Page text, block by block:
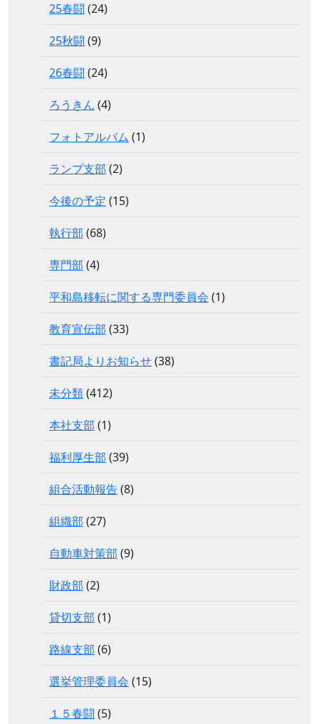
25春闘 (24)
25秋闘 (9)
26春闘 (24)
ろうきん (4)
フォトアルバム (1)
ランプ支部 (2)
今後の予定 (15)
執行部 (68)
専門部 (4)
平和島移転に関する専門委員会 (1)
教育宣伝部 (33)
書記局よりお知らせ(38)
未分類(412)
本社支部 (1)
福利厚生部 (39)
組合活動報告(8)
組織部 (27)
自動車対策部 (9)
財政部 (2)
貸切支部 (1)
路線支部 (6)
選挙管理委員会 (15)
１５春闘 (5)